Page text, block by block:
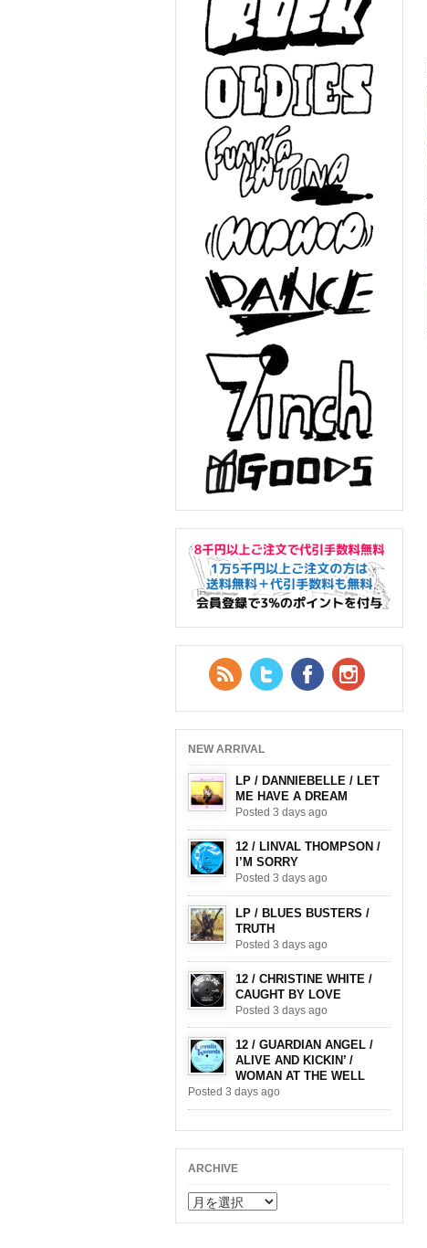
RSS FeedTwitter Facebook
NEW ARRIVAL
LP / DANNIEBELLE / LET
ME HAVE A DREAM
Posted 3 days ago
12 / LINVAL THOMPSON /
I’M SORRY
Posted 3 days ago
LP / BLUES BUSTERS /
TRUTH
Posted 3 days ago
12 / CHRISTINE WHITE /
CAUGHT BY LOVE
Posted 3 days ago
12 / GUARDIAN ANGEL /
ALIVE AND KICKIN’ /
WOMAN AT THE WELL
Posted 3 days ago
ARCHIVE
ARCHIVE